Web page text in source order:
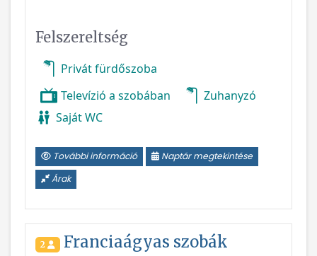
Felszereltség
Privát fürdőszoba
Televízió a szobában
Zuhanyzó
Saját WC
További információ
Naptár megtekintése
Árak
2 Franciaágyas szobák